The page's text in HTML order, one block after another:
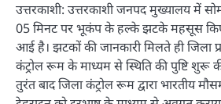
उत्तरकाशी: उत्तरकाशी जनपद मुख्यालय में
05 मिनट पर भूकंप के हल्के झटके महसूस
आई है। झटकों की जानकारी मिलते ही जिला
कंट्रोल रूम के माध्यम से स्थिति की पुष्टि
तुरंत बाद जिला कंट्रोल रूम द्वारा भारतीय